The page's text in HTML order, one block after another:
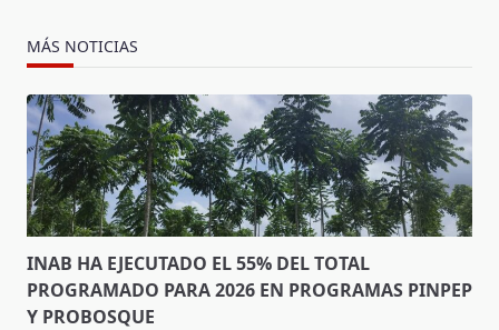
MÁS NOTICIAS
INAB HA EJECUTADO EL 55% DEL TOTAL
PROGRAMADO PARA 2026 EN PROGRAMAS PINPEP
Y PROBOSQUE